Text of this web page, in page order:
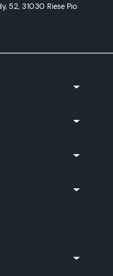
52, 31030 Riese Pio